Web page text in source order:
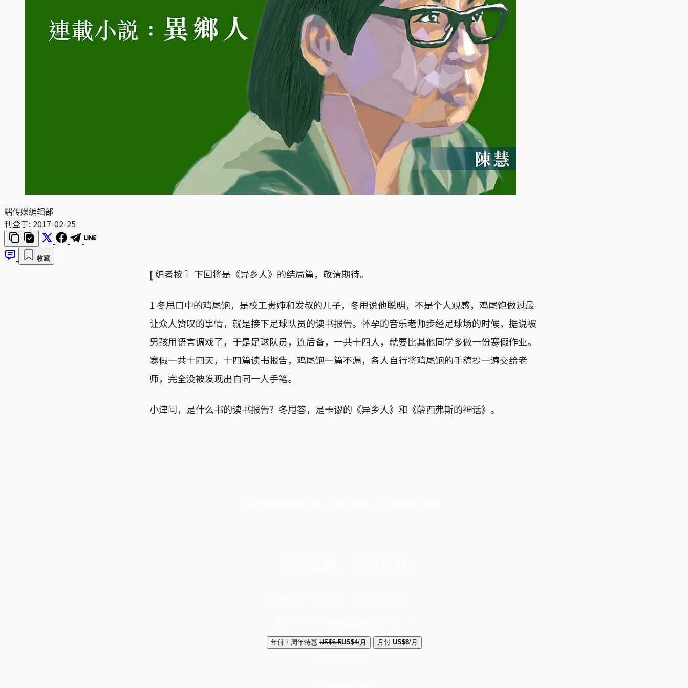
端传媒编辑部
刊登于: 2017-02-25
收藏
[ 编者按 ］下回将是《异乡人》的结局篇，敬请期待。
1 冬甩口中的鸡尾饱，是校工贵婶和发叔的儿子，冬甩说他聪明，不是个人观感，鸡尾饱做过最
让众人赞叹的事情，就是接下足球队员的读书报告。怀孕的音乐老师步经足球场的时候，据说被
男孩用语言调戏了，于是足球队员，连后备，一共十四人，就要比其他同学多做一份寒假作业。
寒假一共十四天，十四篇读书报告，鸡尾饱一篇不漏，各人自行将鸡尾饱的手稿抄一遍交给老
师，完全没被发现出自同一人手笔。
小津问，是什么书的读书报告？冬甩答，是卡谬的《异乡人》和《薛西弗斯的神话》。
年付・周年特惠 US$6.5US$4/月 月付 US$8/月